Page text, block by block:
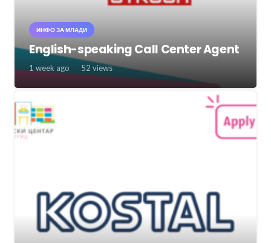
ИНФО ЗА МЛАДИ
English-speaking Call Center Agent
1 week ago 52 views